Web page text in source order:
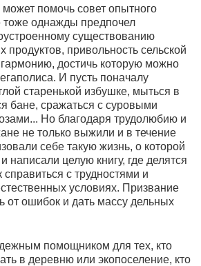
помочь совет опытного
тоже однажды предпочел
существованию
продуктов, привольность сельской
достичь которую можно
И пусть поначалу
старенькой избушке, мыться в
бане, сражаться с суровыми
Но благодаря трудолюбию и
не только выжили и в течение
себе такую жизнь, о которой
написали целую книгу, где делятся
справиться с трудностями и
условиях. Призвание
от ошибок и дать массу дельных
помощником для тех, кто
в деревню или экопоселение, кто